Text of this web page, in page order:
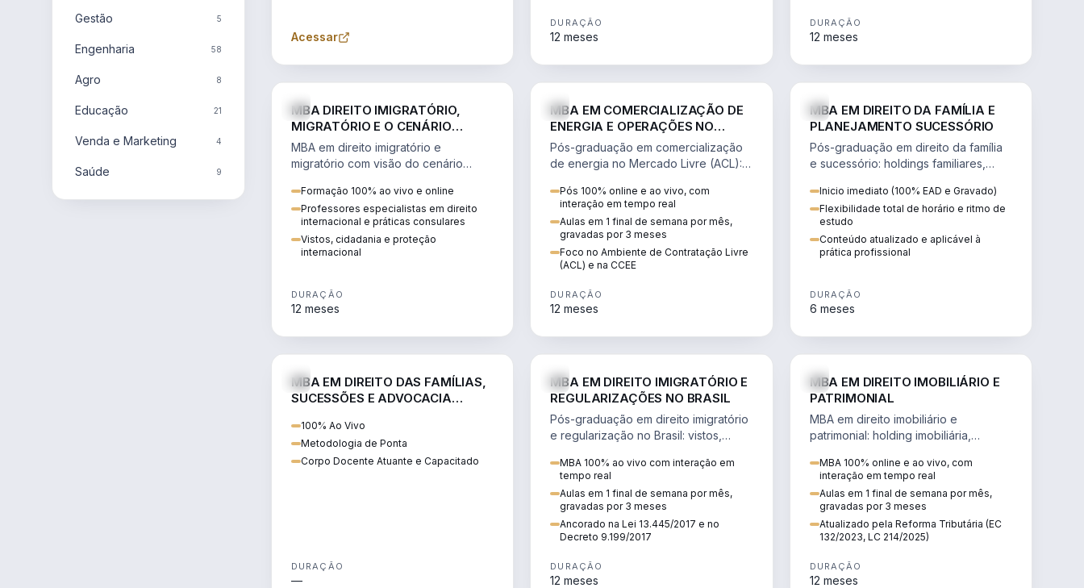
Gestão 5
Engenharia 58
Agro 8
Educação 21
Venda e Marketing 4
Saúde 9
Acessar
DURAÇÃO
12 meses
DURAÇÃO
12 meses
MBA DIREITO IMIGRATÓRIO,
MIGRATÓRIO E O CENÁRIO
INTERNACIONAL
MBA em direito imigratório e
migratório com visão do cenário
regularização e consultoria
transnacional.
Formação 100% ao vivo e online
Professores especialistas em direito
internacional e práticas consulares
Vistos, cidadania e proteção
internacional
DURAÇÃO
12 meses
MBA EM COMERCIALIZAÇÃO DE
ENERGIA E OPERAÇÕES NO
MERCADO LIVRE
Pós-graduação em comercialização
de energia no Mercado Livre (ACL):
risco e migração de clientes.
Pós 100% online e ao vivo, com
interação em tempo real
Aulas em 1 final de semana por mês,
gravadas por 3 meses
Foco no Ambiente de Contratação Livre
(ACL) e na CCEE
DURAÇÃO
12 meses
MBA EM DIREITO DA FAMÍLIA E
PLANEJAMENTO SUCESSÓRIO
Pós-graduação em direito da família
e sucessório: holdings familiares,
tributação da sucessão.
Inicio imediato (100% EAD e Gravado)
Flexibilidade total de horário e ritmo de
estudo
Conteúdo atualizado e aplicável à
prática profissional
DURAÇÃO
6 meses
MBA EM DIREITO DAS FAMÍLIAS,
SUCESSÕES E ADVOCACIA
100% Ao Vivo
Metodologia de Ponta
Corpo Docente Atuante e Capacitado
DURAÇÃO
—
MBA EM DIREITO IMIGRATÓRIO E
REGULARIZAÇÕES NO BRASIL
Pós-graduação em direito imigratório
e regularização no Brasil: vistos,
tributação do imigrante.
MBA 100% ao vivo com interação em
tempo real
Aulas em 1 final de semana por mês,
gravadas por 3 meses
Ancorado na Lei 13.445/2017 e no
Decreto 9.199/2017
DURAÇÃO
12 meses
MBA EM DIREITO IMOBILIÁRIO E
PATRIMONIAL
MBA em direito imobiliário e
patrimonial: holding imobiliária,
contratos e impactos da Reforma
Tributária.
MBA 100% online e ao vivo, com
interação em tempo real
Aulas em 1 final de semana por mês,
gravadas por 3 meses
Atualizado pela Reforma Tributária (EC
132/2023, LC 214/2025)
DURAÇÃO
12 meses